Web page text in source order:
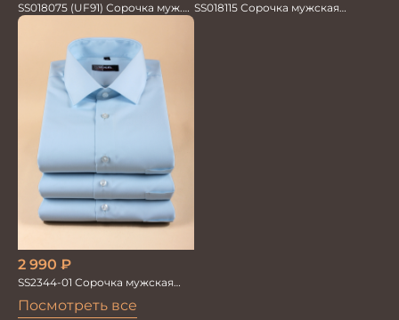
Посмотреть все
SS018075 (UF91) Сорочка муж.
дл.рук. GROSTYLE PRIME
SS018115 Сорочка мужская
2 990 ₽
SS2344-01 Сорочка мужская
кор.рукав